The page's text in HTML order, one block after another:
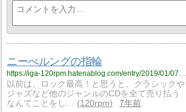
ニーべルングの指輪
https://iga-120rpm.hatenablog.com/entry/2019/01/07/193712?utm_source=feed
以前は、ロック最高！と思うと、クラシックや
ジャズなど他のジャンルのCDを全て売り払う
なんてことをし…
120rpm
7年前